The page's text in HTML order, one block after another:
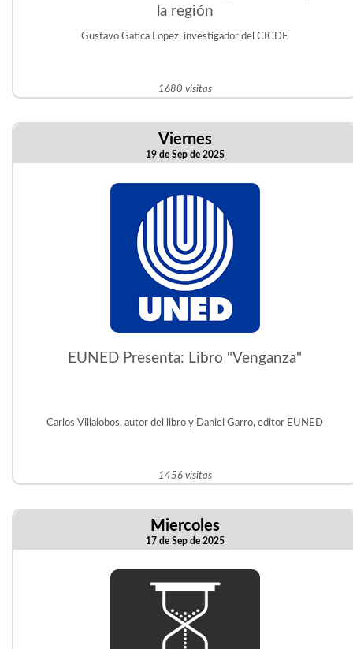
la región
Gustavo Gatica Lopez, investigador del CICDE
1680 visitas
Viernes
19 de Sep de 2025
EUNED Presenta: Libro "Venganza"
Carlos Villalobos, autor del libro y Daniel Garro, editor EUNED
1456 visitas
Miercoles
17 de Sep de 2025